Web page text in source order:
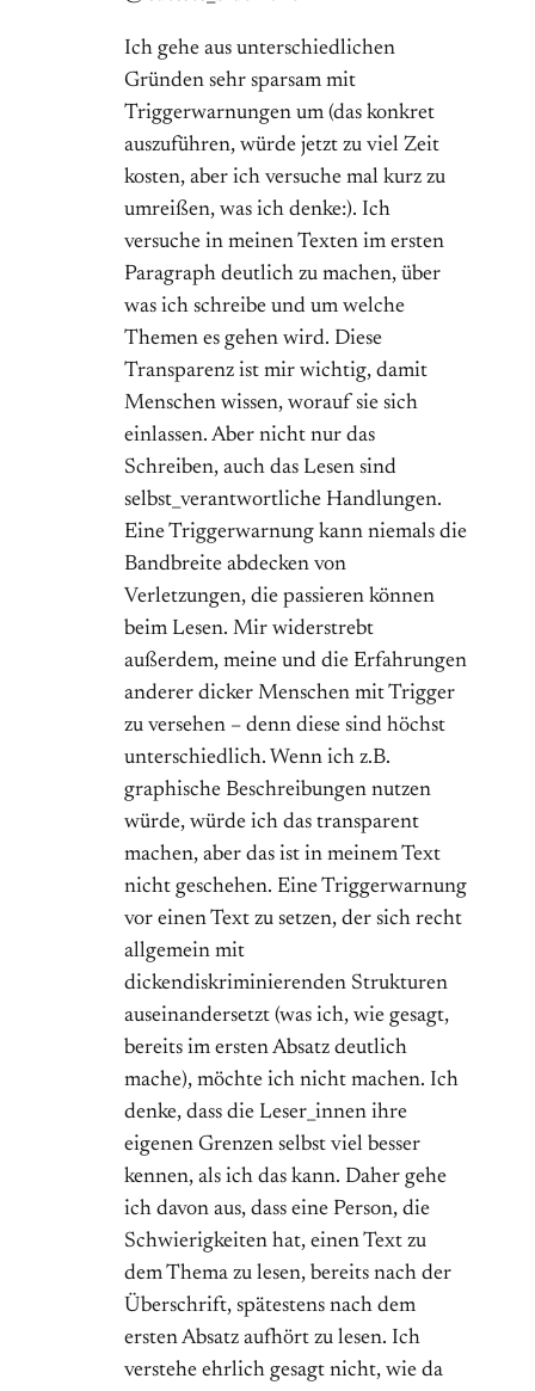
Ich gehe aus unterschiedlichen
Gründen sehr sparsam mit
Triggerwarnungen um (das konkret
auszuführen, würde jetzt zu viel Zeit
kosten, aber ich versuche mal kurz zu
umreißen, was ich denke:). Ich
versuche in meinen Texten im ersten
Paragraph deutlich zu machen, über
was ich schreibe und um welche
Themen es gehen wird. Diese
Transparenz ist mir wichtig, damit
Menschen wissen, worauf sie sich
einlassen. Aber nicht nur das
Schreiben, auch das Lesen sind
selbst_verantwortliche Handlungen.
Eine Triggerwarnung kann niemals die
Bandbreite abdecken von
Verletzungen, die passieren können
beim Lesen. Mir widerstrebt
außerdem, meine und die Erfahrungen
anderer dicker Menschen mit Trigger
zu versehen – denn diese sind höchst
unterschiedlich. Wenn ich z.B.
graphische Beschreibungen nutzen
würde, würde ich das transparent
machen, aber das ist in meinem Text
nicht geschehen. Eine Triggerwarnung
vor einen Text zu setzen, der sich recht
allgemein mit
dickendiskriminierenden Strukturen
auseinandersetzt (was ich, wie gesagt,
bereits im ersten Absatz deutlich
mache), möchte ich nicht machen. Ich
denke, dass die Leser_innen ihre
eigenen Grenzen selbst viel besser
kennen, als ich das kann. Daher gehe
ich davon aus, dass eine Person, die
Schwierigkeiten hat, einen Text zu
dem Thema zu lesen, bereits nach der
Überschrift, spätestens nach dem
ersten Absatz aufhört zu lesen. Ich
verstehe ehrlich gesagt nicht, wie da